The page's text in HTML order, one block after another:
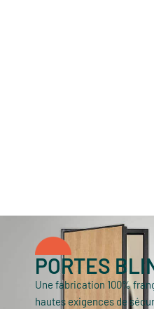
PORTES
Une fabrication 100%
hautes exigences de